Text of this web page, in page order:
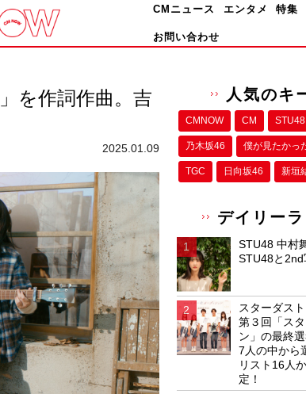
CMニュース エンタメ 特集
お問い合わせ
を作詞作曲。吉
2025.01.09
人気のキ
CMNOW CM STU48
乃木坂46 僕が⾒たかっ
TGC 日向坂46 新垣
デイリー
STU48 中村
STU48と2nd
スターダス
第３回「ス
ン」の最終
7人の中から
リスト16人
定！